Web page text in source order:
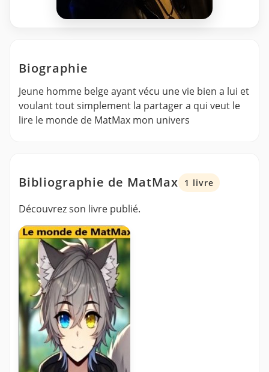
Biographie
Jeune homme belge ayant vécu une vie bien a lui et
voulant tout simplement la partager a qui veut le
lire le monde de MatMax mon univers
Bibliographie de MatMax 1 livre
Découvrez son livre publié.